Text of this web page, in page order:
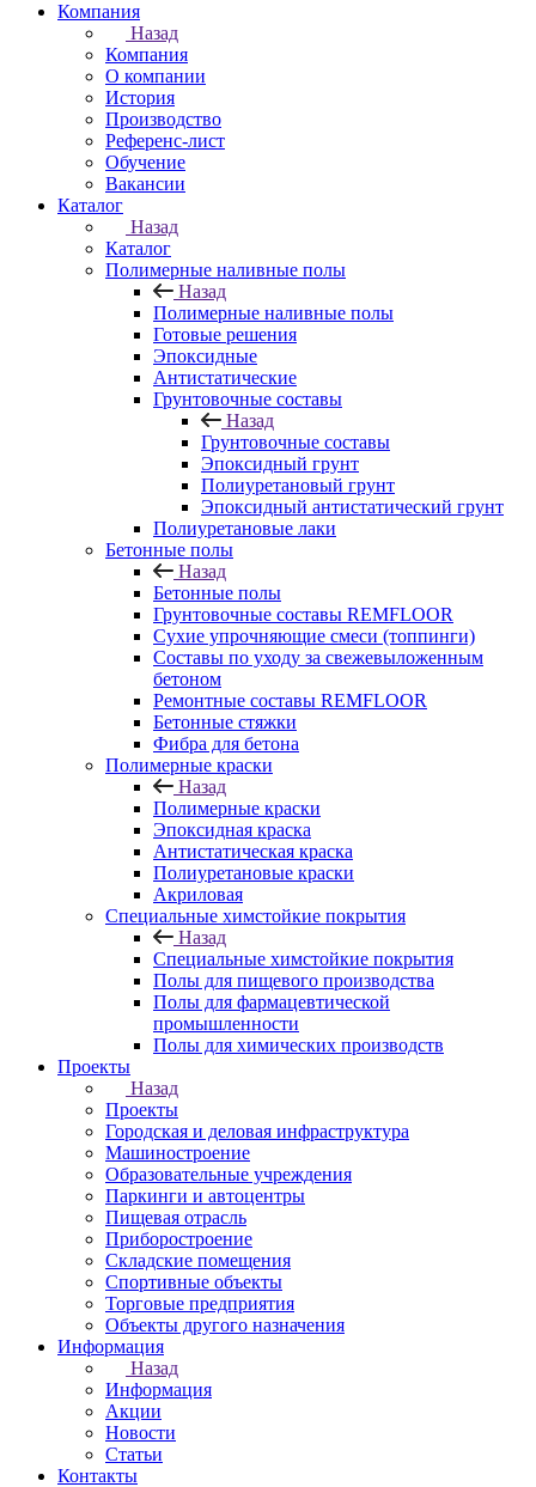
Компания
Назад
Компания
О компании
История
Производство
Референс-лист
Обучение
Вакансии
Каталог
Назад
Каталог
Полимерные наливные полы
Назад
Полимерные наливные полы
Готовые решения
Эпоксидные
Антистатические
Грунтовочные составы
Назад
Грунтовочные составы
Эпоксидный грунт
Полиуретановый грунт
Эпоксидный антистатический грунт
Полиуретановые лаки
Бетонные полы
Назад
Бетонные полы
Грунтовочные составы REMFLOOR
Сухие упрочняющие смеси (топпинги)
Составы по уходу за свежевыложенным
бетоном
Ремонтные составы REMFLOOR
Бетонные стяжки
Фибра для бетона
Полимерные краски
Назад
Полимерные краски
Эпоксидная краска
Антистатическая краска
Полиуретановые краски
Акриловая
Специальные химстойкие покрытия
Назад
Специальные химстойкие покрытия
Полы для пищевого производства
Полы для фармацевтической
промышленности
Полы для химических производств
Проекты
Назад
Проекты
Городская и деловая инфраструктура
Машиностроение
Образовательные учреждения
Паркинги и автоцентры
Пищевая отрасль
Приборостроение
Складские помещения
Спортивные объекты
Торговые предприятия
Объекты другого назначения
Информация
Назад
Информация
Акции
Новости
Статьи
Контакты